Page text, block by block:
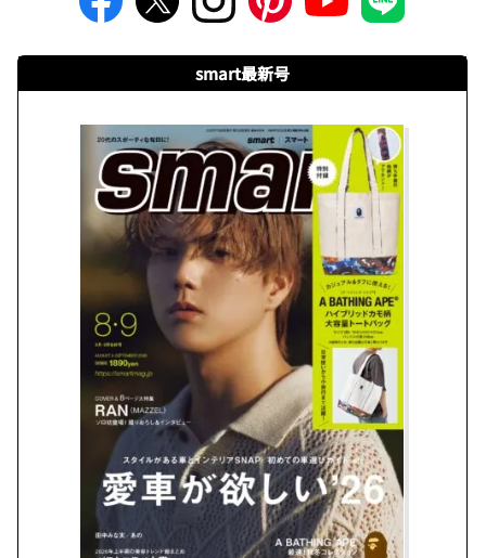
smart最新号